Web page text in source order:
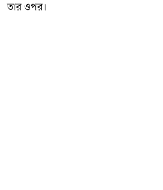
তার ওপর।